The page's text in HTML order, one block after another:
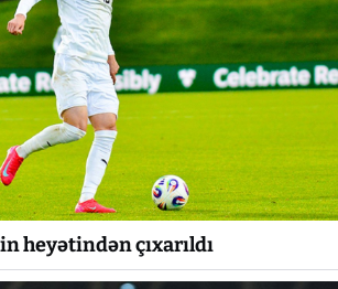
heyətindən çıxarıldı